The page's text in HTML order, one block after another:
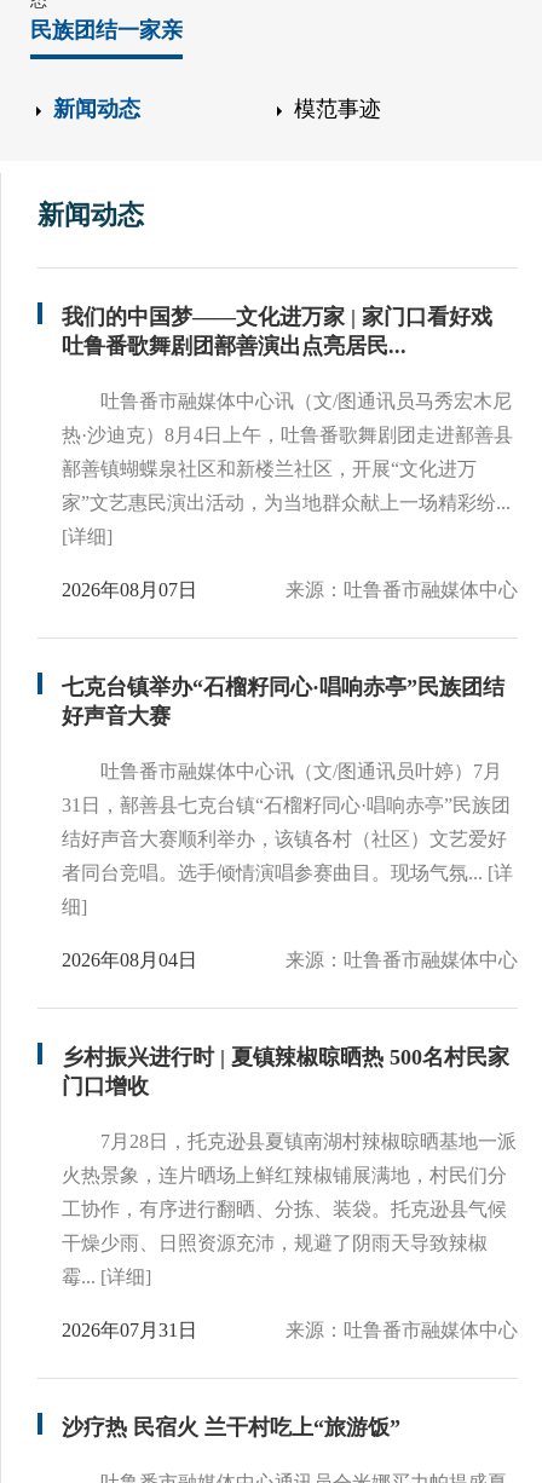
民族团结一家亲
新闻动态 模范事迹
新闻动态
我们的中国梦——文化进万家 | 家门口看好戏
吐鲁番歌舞剧团鄯善演出点亮居民...
吐鲁番市融媒体中心讯（文/图通讯员马秀宏木尼
热·沙迪克）8月4日上午，吐鲁番歌舞剧团走进鄯善县
鄯善镇蝴蝶泉社区和新楼兰社区，开展“文化进万
家”文艺惠民演出活动，为当地群众献上一场精彩纷...
[详细]
2026年08月07日 来源：吐鲁番市融媒体中心
七克台镇举办“石榴籽同心·唱响赤亭”民族团结
好声音大赛
吐鲁番市融媒体中心讯（文/图通讯员叶婷）7月
31日，鄯善县七克台镇“石榴籽同心·唱响赤亭”民族团
结好声音大赛顺利举办，该镇各村（社区）文艺爱好
者同台竞唱。选手倾情演唱参赛曲目。现场气氛... [详
细]
2026年08月04日 来源：吐鲁番市融媒体中心
乡村振兴进行时 | 夏镇辣椒晾晒热 500名村民家
门口增收
7月28日，托克逊县夏镇南湖村辣椒晾晒基地一派
火热景象，连片晒场上鲜红辣椒铺展满地，村民们分
工协作，有序进行翻晒、分拣、装袋。托克逊县气候
干燥少雨、日照资源充沛，规避了阴雨天导致辣椒
霉... [详细]
2026年07月31日 来源：吐鲁番市融媒体中心
沙疗热 民宿火 兰干村吃上“旅游饭”